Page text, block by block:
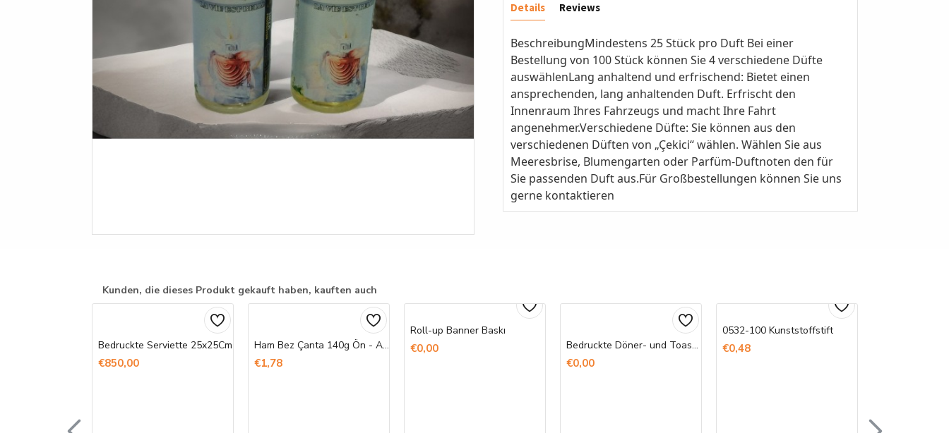
Details Reviews
BeschreibungMindestens 25 Stück pro Duft Bei einer
Bestellung von 100 Stück können Sie 4 verschiedene Düfte
auswählenLang anhaltend und erfrischend: Bietet einen
ansprechenden, lang anhaltenden Duft. Erfrischt den
Innenraum Ihres Fahrzeugs und macht Ihre Fahrt
angenehmer.Verschiedene Düfte: Sie können aus den
verschiedenen Düften von „Çekici“ wählen. Wählen Sie aus
Meeresbrise, Blumengarten oder Parfüm-Duftnoten den für
Sie passenden Duft aus.Für Großbestellungen können Sie uns
gerne kontaktieren
Kunden, die dieses Produkt gekauft haben, kauften auch
Bedruckte Serviette 25x25Cm
€850,00
Ham Bez Çanta 140g Ön - Arka Baskı
€1,78
Roll-up Banner Baskı
€0,00 Bedruckte Döner- und Toast-Tüten
€0,00
0532-100 Kunststoffstift
€0,48